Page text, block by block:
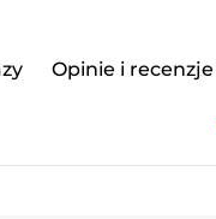
Opinie i recenzje